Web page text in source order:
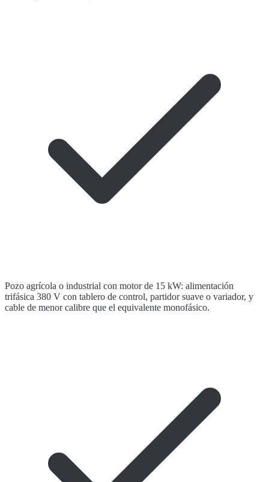
Pozo agrícola o industrial con motor de 15 kW: alimentación
trifásica 380 V con tablero de control, partidor suave o variador, y
cable de menor calibre que el equivalente monofásico.